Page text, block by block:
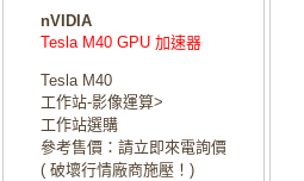
nVIDIA
Tesla M40 GPU 加速器
Tesla M40
工作站-影像運算>
工作站選購
參考售價：請立即來電詢價
( 破壞行情廠商施壓！)